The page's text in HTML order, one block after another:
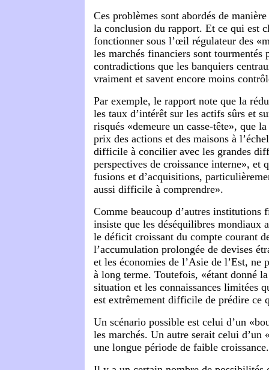
Ces problèmes sont abordés de
la conclusion du rapport. Et ce qui est
fonctionner sous l’œil régulateur des
les marchés financiers sont tourmentés
contradictions que les banquiers
vraiment et savent encore moins
Par exemple, le rapport note que la
les taux d’intérêt sur les actifs sûrs et
risqués «demeure un casse-tête», que
prix des actions et des maisons à
difficile à concilier avec les grandes
perspectives de croissance interne», et
fusions et d’acquisitions,
aussi difficile à comprendre».
Comme beaucoup d’autres institutions
insiste que les déséquilibres mondiaux
le déficit croissant du compte courant
l’accumulation prolongée de devises
et les économies de l’Asie de l’Est, ne
à long terme. Toutefois, «étant donné
situation et les connaissances limitées
est extrêmement difficile de prédire ce
Un scénario possible est celui d’un
les marchés. Un autre serait celui d’un
une longue période de faible croissance.